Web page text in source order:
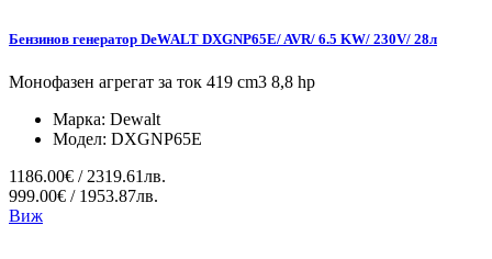
Бензинов генератор DeWALT DXGNP65E/ AVR/ 6.5 KW/ 230V/ 28л
Монофазен агрегат за ток 419 cm3 8,8 hp
Марка: Dewalt
Модел: DXGNP65E
1186.00€ / 2319.61лв.
999.00€ / 1953.87лв.
Виж